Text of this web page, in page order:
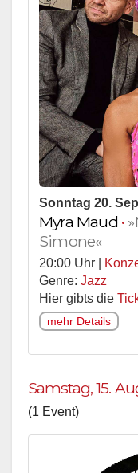
Sonntag 20.
Myra Maud •
Simone«
20:00 Uhr |
Genre: Jazz
Hier gibts die
mehr Details
Samstag, 15.
(1 Event)